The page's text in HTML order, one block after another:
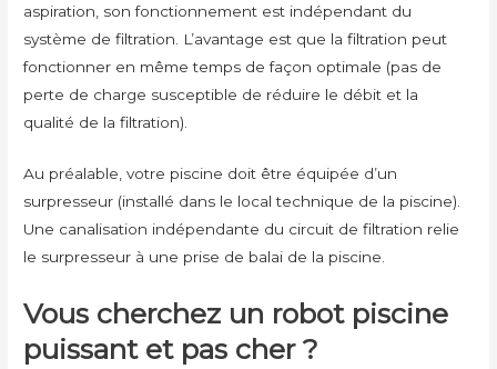
aspiration, son fonctionnement est indépendant du
système de filtration. L’avantage est que la filtration peut
fonctionner en même temps de façon optimale (pas de
perte de charge susceptible de réduire le débit et la
qualité de la filtration).
Au préalable, votre piscine doit être équipée d’un
surpresseur (installé dans le local technique de la piscine).
Une canalisation indépendante du circuit de filtration relie
le surpresseur à une prise de balai de la piscine.
Vous cherchez un robot piscine
puissant et pas cher ?